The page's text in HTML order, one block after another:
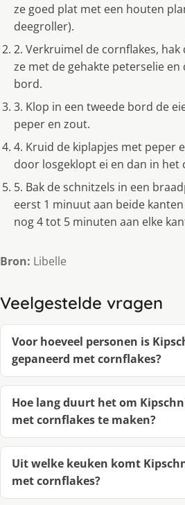
ze goed plat met een houten
deegroller).
2. Verkruimel de cornflakes,
ze met de gehakte peterselie en
bord.
3. Klop in een tweede bord de
peper en zout.
4. Kruid de kiplapjes met peper
door losgeklopt ei en dan in het
5. Bak de schnitzels in een
eerst 1 minuut aan beide
nog 4 tot 5 minuten aan elke
Bron: Libelle
Veelgestelde vragen
Voor hoeveel personen is
gepaneerd met cornflakes?
Hoe lang duurt het om
met cornflakes te maken?
Uit welke keuken komt
met cornflakes?